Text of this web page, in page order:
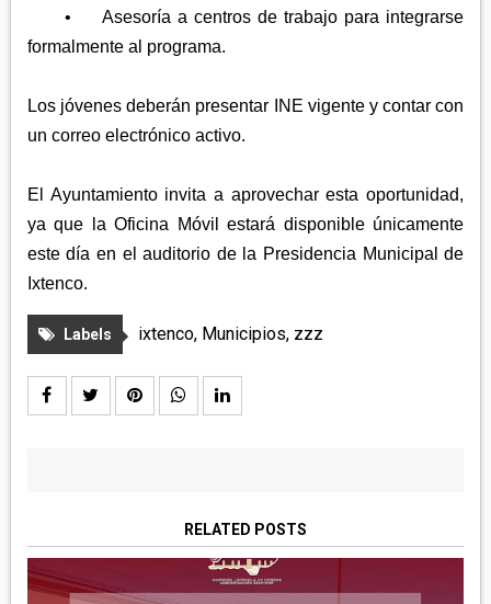
•
Asesoría a centros de trabajo para integrarse
formalmente al programa.
Los jóvenes deberán presentar INE vigente y contar con
un correo electrónico activo.
El Ayuntamiento invita a aprovechar esta oportunidad,
ya que la Oficina Móvil estará disponible únicamente
este día en el auditorio de la Presidencia Municipal de
Ixtenco.
Labels ixtenco, Municipios, zzz
RELATED POSTS